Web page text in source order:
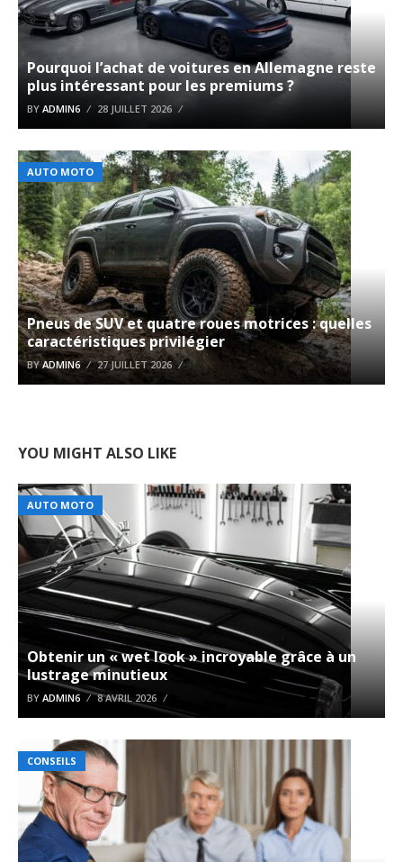
Pourquoi l’achat de voitures en Allemagne reste
plus intéressant pour les premiums ?
BY ADMIN6 28 JUILLET 2026
AUTO MOTO
Pneus de SUV et quatre roues motrices : quelles
caractéristiques privilégier
BYADMIN6 27 JUILLET 2026
YOU MIGHT ALSO LIKE
AUTO MOTO
Obtenir un « wet look » incroyable grâce à un
lustrage minutieux
BY ADMIN6 8 AVRIL 2026
CONSEILS